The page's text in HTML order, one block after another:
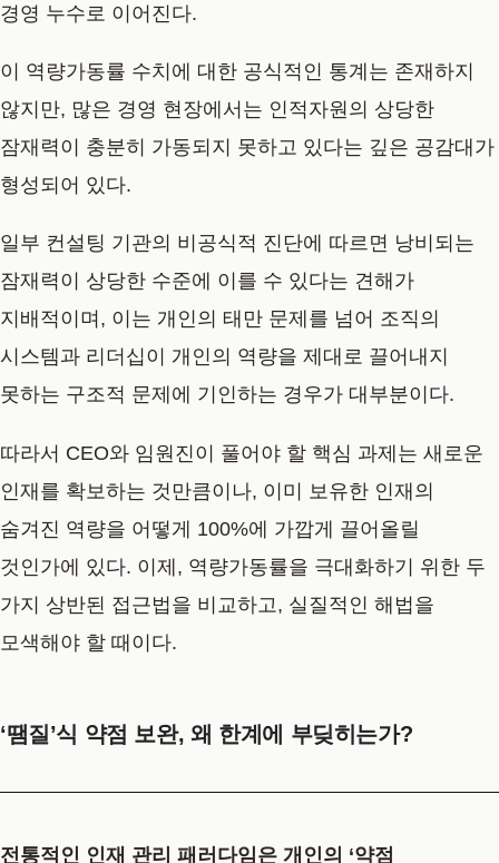
경영 누수로 이어진다.
이 역량가동률 수치에 대한 공식적인 통계는 존재하지
않지만, 많은 경영 현장에서는 인적자원의 상당한
잠재력이 충분히 가동되지 못하고 있다는 깊은 공감대가
형성되어 있다.
일부 컨설팅 기관의 비공식적 진단에 따르면 낭비되는
잠재력이 상당한 수준에 이를 수 있다는 견해가
지배적이며, 이는 개인의 태만 문제를 넘어 조직의
시스템과 리더십이 개인의 역량을 제대로 끌어내지
못하는 구조적 문제에 기인하는 경우가 대부분이다.
따라서 CEO와 임원진이 풀어야 할 핵심 과제는 새로운
인재를 확보하는 것만큼이나, 이미 보유한 인재의
숨겨진 역량을 어떻게 100%에 가깝게 끌어올릴
것인가에 있다. 이제, 역량가동률을 극대화하기 위한 두
가지 상반된 접근법을 비교하고, 실질적인 해법을
모색해야 할 때이다.
‘땜질’식 약점 보완, 왜 한계에 부딪히는가?
전통적인 인재 관리 패러다임은 개인의 ‘약점